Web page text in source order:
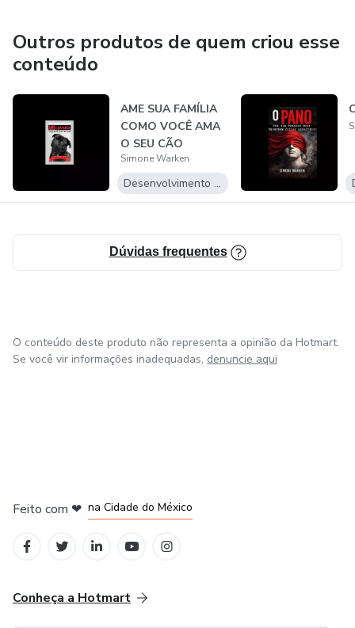
um pouco mais sobre o que faço. E também podemos
compartilhar experiências juntos!
Outros produtos de quem criou esse
conteúdo
AME SUA FAMÍLIA
COMO VOCÊ AMA
O SEU CÃO
Simone Warken
Desenvolvimento Pessoal
Dúvidas frequentes
O conteúdo deste produto não representa a opinião da Hotmart.
Se você vir informações inadequadas, denuncie aqui
Feito com ❤ na Cidade do México
Conheça a Hotmart